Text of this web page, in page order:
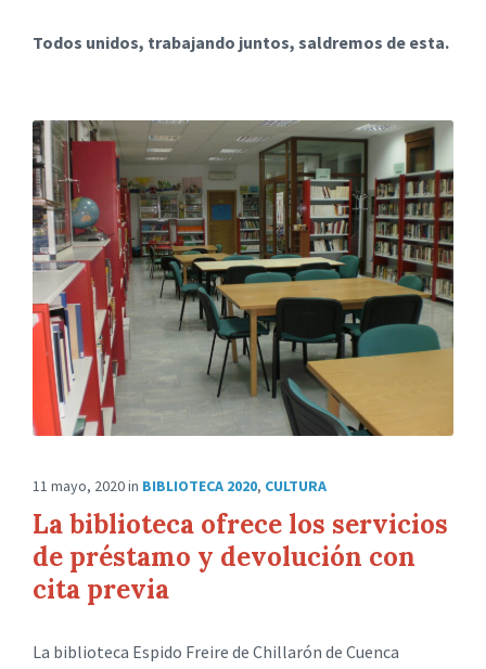
Todos unidos, trabajando juntos, saldremos de esta.
11 mayo, 2020in BIBLIOTECA 2020, CULTURA
La biblioteca ofrece los servicios
de préstamo y devolución con
cita previa
La biblioteca Espido Freire de Chillarón de Cuenca